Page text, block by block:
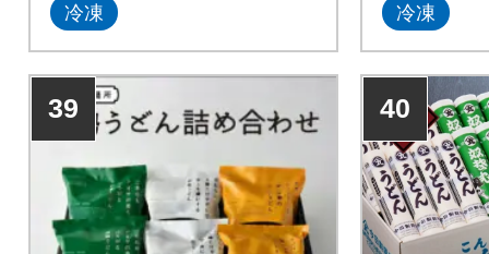
冷凍 冷凍
39 40